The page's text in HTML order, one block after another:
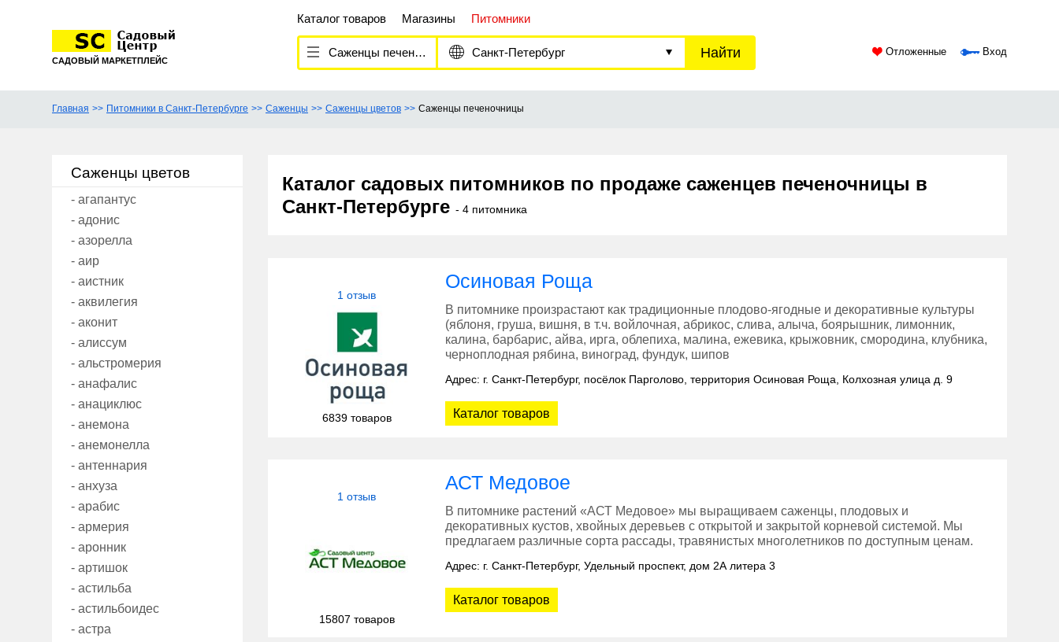
САДОВЫЙ МАРКЕТПЛЕЙС
Каталог товаров Магазины Питомники
Саженцы печеночницы Санкт-Петербург Найти Отложенные Вход
Главная Питомники в Санкт-Петербурге Саженцы Саженцы цветов Саженцы печеночницы
Саженцы цветов
- агапантус
- адонис
- азорелла
- аир
- аистник
- аквилегия
- аконит
- алиссум
- альстромерия
- анафалис
- анациклюс
- анемона
- анемонелла
- антеннария
- анхуза
- арабис
- армерия
- аронник
- артишок
- астильба
- астильбоидес
- астра
Каталог садовых питомников по продаже саженцев печеночницы в
Санкт-Петербурге - 4 питомника
1 отзыв
6839 товаров
Осиновая Роща
В питомнике произрастают как традиционные плодово-ягодные и декоративные культуры
(яблоня, груша, вишня, в т.ч. войлочная, абрикос, слива, алыча, боярышник, лимонник,
калина, барбарис, айва, ирга, облепиха, малина, ежевика, крыжовник, смородина, клубника,
черноплодная рябина, виноград, фундук, шипов
Адрес: г. Санкт-Петербург, посёлок Парголово, территория Осиновая Роща, Колхозная улица д. 9
Каталог товаров
1 отзыв
15807 товаров
АСТ Медовое
В питомнике растений «АСТ Медовое» мы выращиваем саженцы, плодовых и
декоративных кустов, хвойных деревьев с открытой и закрытой корневой системой. Мы
предлагаем различные сорта рассады, травянистых многолетников по доступным ценам.
Адрес: г. Санкт-Петербург, Удельный проспект, дом 2А литера 3
Каталог товаров